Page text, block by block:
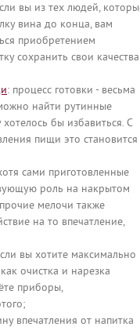
вы из тех людей,
вина до конца, вам
приобретением
сохранить свои качества
: процесс готовки - весьма
найти рутинные
бы избавиться. С
пищи это становится
сами приготовленные
роль на накрытом
мелочи также
на то впечатление,
вы хотите максимально
очистка и нарезка
приборы,
впечатления от напитка